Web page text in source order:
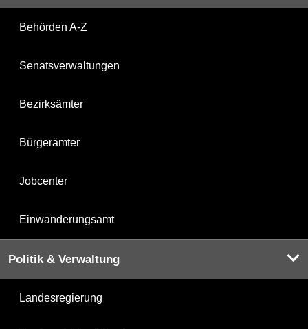
Behörden A-Z
Senatsverwaltungen
Bezirksämter
Bürgerämter
Jobcenter
Einwanderungsamt
Politik & Verwaltung
Landesregierung